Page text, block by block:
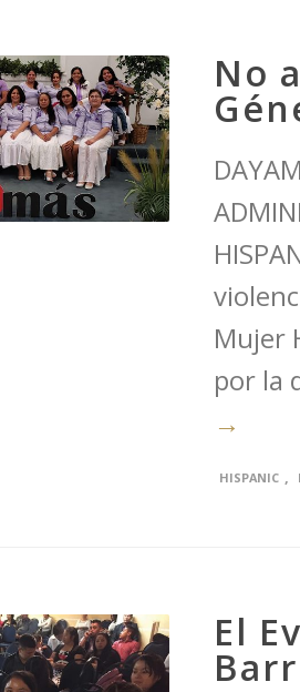
No
Mujer
por la
→
HISPANIC ,
El